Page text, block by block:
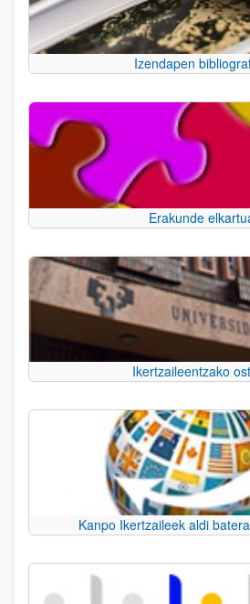
Izendapen
Erakunde
Ikertzaileentzako
Kanpo Ikertzaileek aldi